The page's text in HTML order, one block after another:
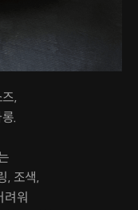
,
.
, 조색,
려워